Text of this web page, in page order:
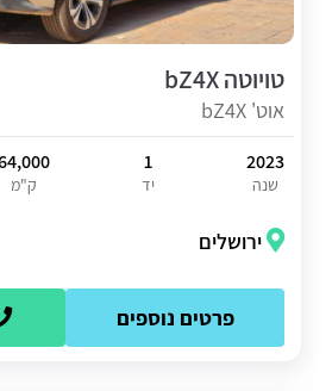
טויוטה bZ4X
אוט' bZ4X
2023
שנה
1
יד ק"מ
ירושלים
פרטים נוספים